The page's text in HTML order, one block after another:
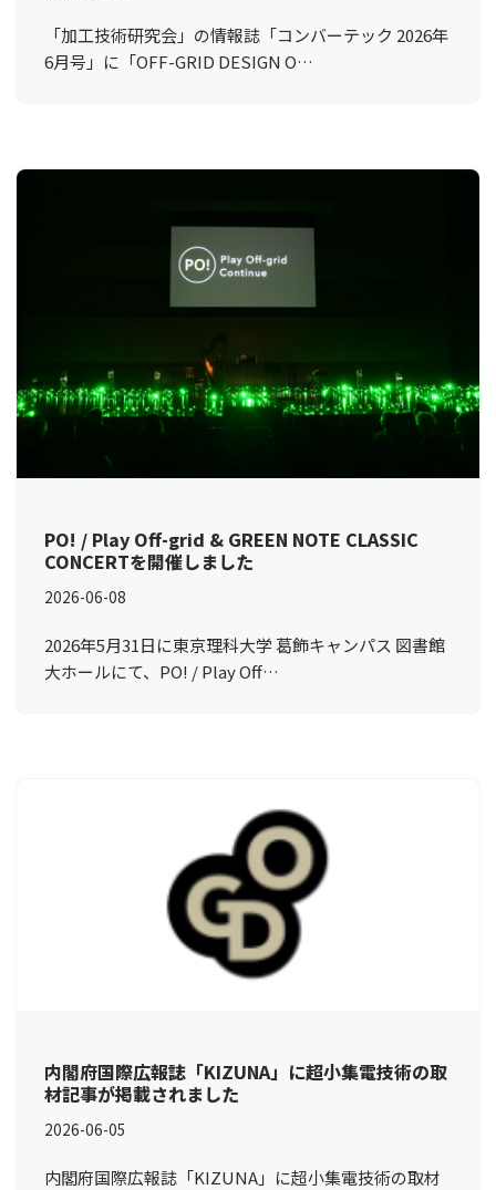
「加工技術研究会」の情報誌「コンバーテック 2026年
6月号」に「OFF-GRID DESIGN O…
PO! / Play Off-grid & GREEN NOTE CLASSIC
CONCERTを開催しました
2026-06-08
2026年5月31日に東京理科大学 葛飾キャンパス 図書館
大ホールにて、PO! / Play Off…
内閣府国際広報誌「KIZUNA」に超小集電技術の取
材記事が掲載されました
2026-06-05
内閣府国際広報誌「KIZUNA」に超小集電技術の取材